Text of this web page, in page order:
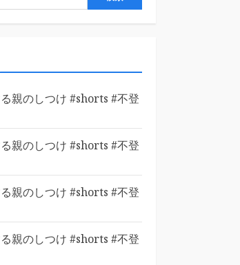
親のしつけ #shorts #不登
親のしつけ #shorts #不登
親のしつけ #shorts #不登
親のしつけ #shorts #不登